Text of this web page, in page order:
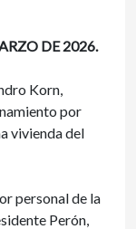
DE 2026.
Korn,
por
vivienda del
personal de la
Perón,